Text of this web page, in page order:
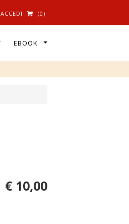
ACCEDI (0)
EBOOK
€ 10,00